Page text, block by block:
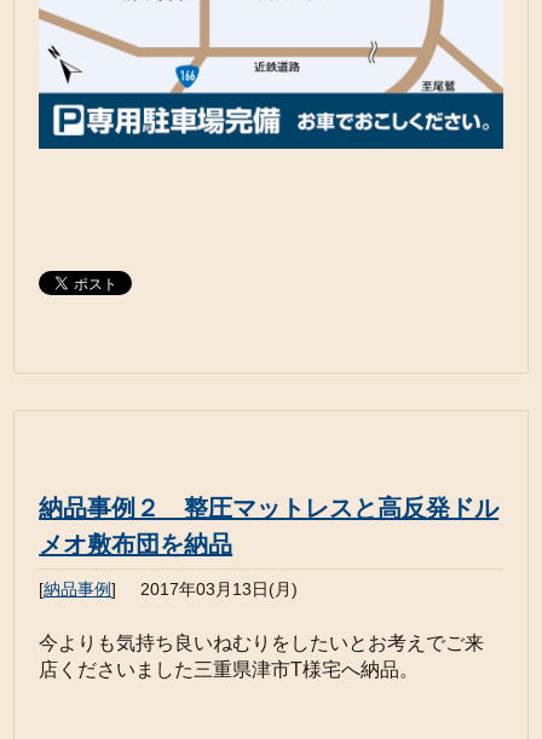
納品事例２ 整圧マットレスと高反発ドル
メオ敷布団を納品
[納品事例] 2017年03月13日(月)
今よりも気持ち良いねむりをしたいとお考えでご来
店くださいました三重県津市T様宅へ納品。